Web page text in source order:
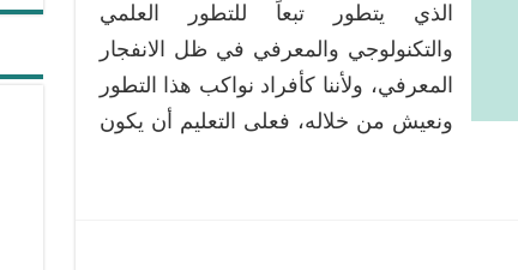
الذي يتطور تبعاً للتطور العلمي
والتكنولوجي والمعرفي في ظل الانفجار
المعرفي، ولأننا كأفراد نواكب هذا التطور
ونعيش من خلاله، فعلى التعليم أن يكون